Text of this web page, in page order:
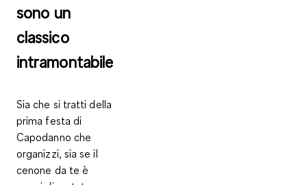
sono un
classico
intramontabile
Sia che si tratti della
prima festa di
Capodanno che
organizzi, sia se il
cenone da te è